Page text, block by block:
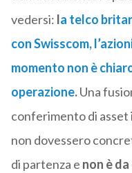
vedersi: la telco
con Swisscom,
momento non è
operazione.Una
conferimento di asset
non dovessero
di partenza e non è